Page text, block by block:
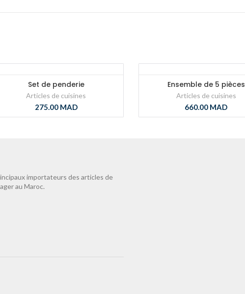
Set de penderie
Articles de cuisines
275.00 MAD
Ensemble de 5 pièces
Articles de cuisines
660.00 MAD
importateurs des articles de
au Maroc.